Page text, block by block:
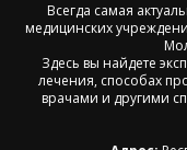
Всегда самая
медицинских
Здесь вы найдете
лечения, способах
врачами и другими